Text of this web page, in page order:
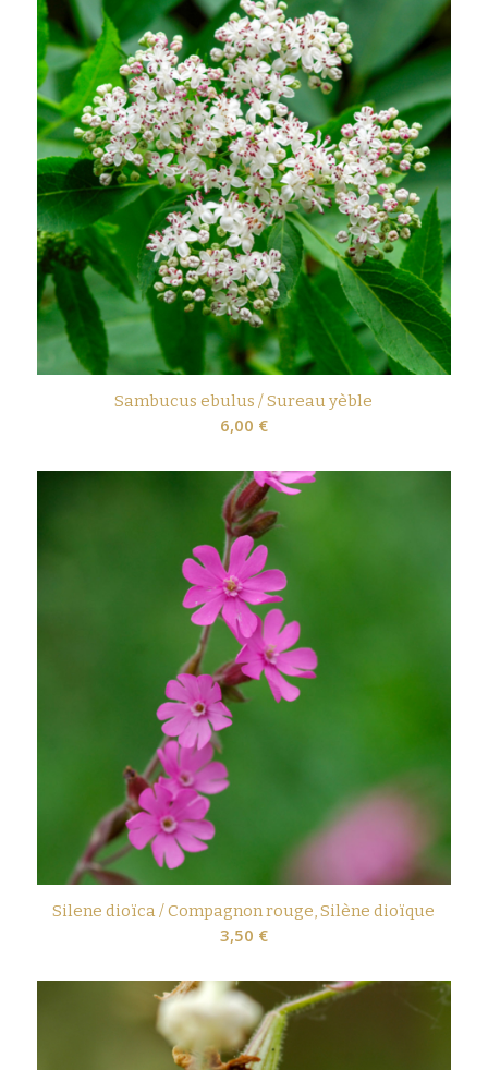
Sambucus ebulus / Sureau yèble
6,00 €
Silene dioïca / Compagnon rouge, Silène dioïque
3,50 €